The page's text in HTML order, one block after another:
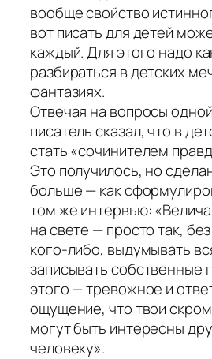
вообще свойство
вот писать для детей
каждый. Для этого надо
разбираться в детских
фантазиях.
Отвечая на вопросы
писатель сказал, что в
стать «сочинителем
Это получилось, но
больше — как
том же интервью:
на свете — просто так,
кого-либо, выдумывать
записывать собственные
этого — тревожное и
ощущение, что твои
могут быть интересны
человеку».